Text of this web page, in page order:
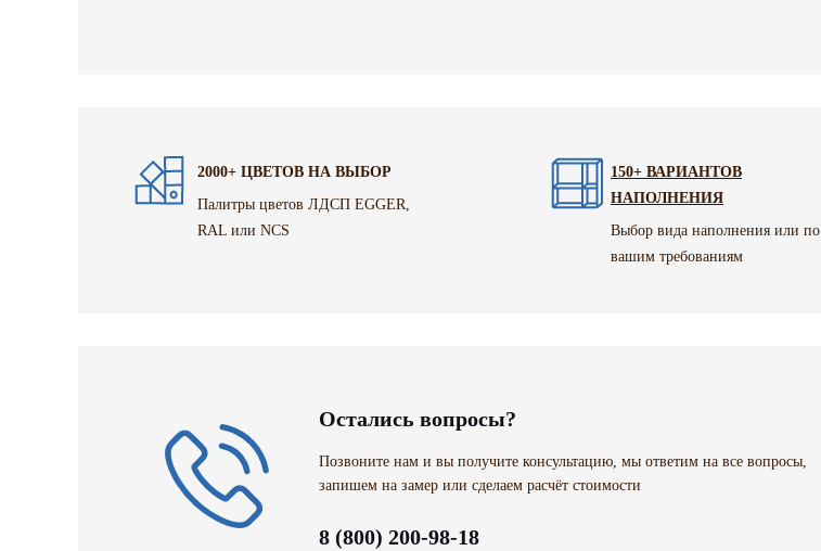
2000+ ЦВЕТОВ НА ВЫБОР
Палитры цветов ЛДСП EGGER,
RAL или NCS
150+ ВАРИАНТОВ
НАПОЛНЕНИЯ
Выбор вида наполнения или по
вашим требованиям
Остались вопросы?
Позвоните нам и вы получите консультацию, мы ответим на все вопросы,
запишем на замер или сделаем расчёт стоимости
8 (800) 200-98-18